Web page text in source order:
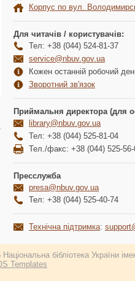
Корпус по вул.
Для читачів / користувачів:
Тел: +38 (044) 524-81-37
service@nbuv.gov.ua
Кожен останній робочий
Зворотний зв'язок
Приймальня директора (для
library@nbuv.gov.ua
Тел: +38 (044) 525-81-04
Тел./факс: +38 (044) 525-56-
Пресслужба
presa@nbuv.gov.ua
Тел: +38 (044) 525-40-74
Технічна підтримка:
бібліотека України
Templates